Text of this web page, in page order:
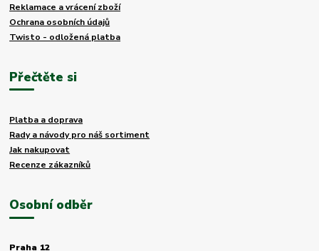
Reklamace a vrácení zboží
Ochrana osobních údajů
Twisto - odložená platba
Přečtěte si
Platba a doprava
Rady a návody pro náš sortiment
Jak nakupovat
Recenze zákazníků
Osobní odběr
Praha 12